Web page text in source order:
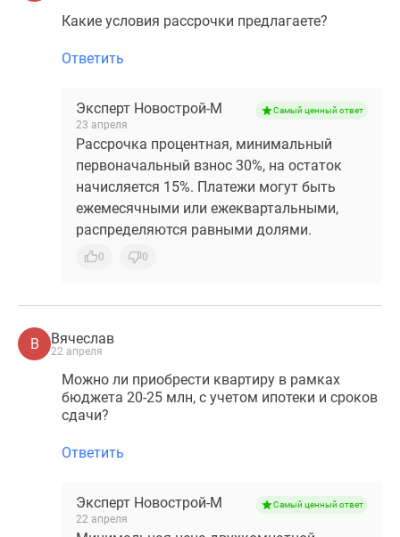
Какие условия рассрочки предлагаете?
Ответить
Эксперт Новострой-М
23 апреля
Самый ценный ответ
Рассрочка процентная, минимальный
первоначальный взнос 30%, на остаток
начисляется 15%. Платежи могут быть
ежемесячными или ежеквартальными,
распределяются равными долями.
0 0
В Вячеслав
22 апреля
Можно ли приобрести квартиру в рамках
бюджета 20-25 млн, с учетом ипотеки и сроков
сдачи?
Ответить
Эксперт Новострой-М
22 апреля
Самый ценный ответ